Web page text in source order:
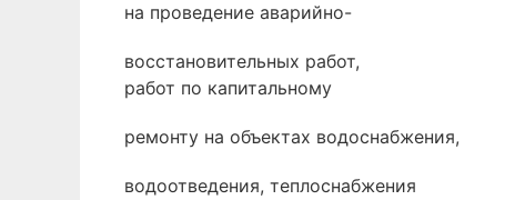
на проведение аварийно-
восстановительных работ,
работ по капитальному
ремонту на объектах водоснабжения,
водоотведения, теплоснабжения